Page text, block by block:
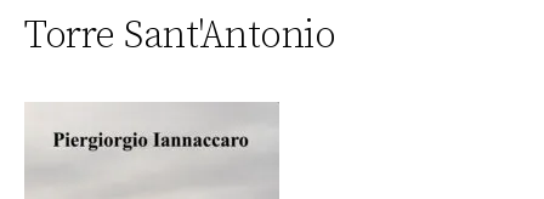
Torre Sant'Antonio